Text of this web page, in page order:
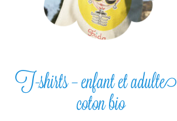
T-shirts – enfant et
coton bio